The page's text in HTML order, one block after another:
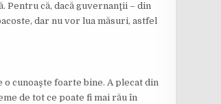
Pentru că, dacă guvernanţii – din
dar nu vor lua măsuri, astfel
o cunoaşte foarte bine. A plecat din
de tot ce poate fi mai rău în